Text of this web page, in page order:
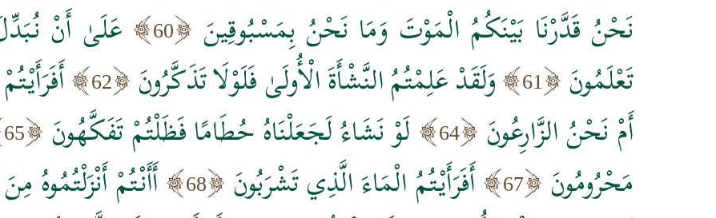
نَحْنُ قَدَّرْنَا بَيْنَكُمُ الْمَوْتَ وَمَا نَحْنُ بِمَسْبُوقِينَ 60
عَلَىٰ أَنْ
تَعْلَمُونَ
61 وَلَقَدْ عَلِمْتُمُ النَّشْأَةَ الْأُولَىٰ فَلَوْلَا تَذَكَّرُونَ 62
أَمْ نَحْنُ الزَّارِعُونَ
64 لَوْ نَشَاءُ لَجَعَلْنَاهُ حُطَامًا فَظَلْتُمْ تَفَكَّهُونَ 65
مَحْرُومُونَ
67 أَفَرَأَيْتُمُ الْمَاءَ الَّذِي تَشْرَبُونَ 68 أَأَنْتُمْ أَنْزَلْتُمُوهُ